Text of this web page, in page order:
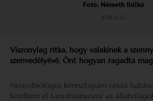
Fotó: Németh Ildikó
2025.10.10.
Viszonylag ritka, hogy valakinek a
szenvedélyévé. Önt hogyan ragadta
Neurobiológus keresztapám óriási
kezdtem el tanulmányozni az